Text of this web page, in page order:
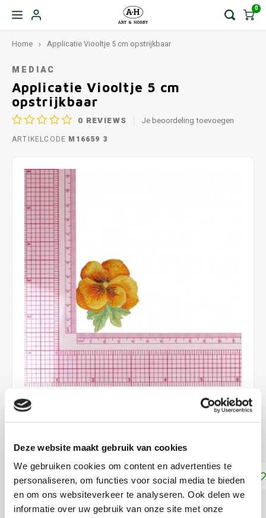
Deze website maakt gebruik van cookies
We gebruiken cookies om content en advertenties te
personaliseren, om functies voor social media te bieden
en om ons websiteverkeer te analyseren. Ook delen we
informatie over uw gebruik van onze site met onze
0
Home Applicatie Viooltje 5 cm opstrijkbaar
MEDIAC
Applicatie Viooltje 5 cm
opstrijkbaar
0 REVIEWS Je beoordeling toevoegen
ARTIKELCODE M16659 3
DIRECT LEVERBAAR
Toevoegen aan winkelwagen
DELEN: